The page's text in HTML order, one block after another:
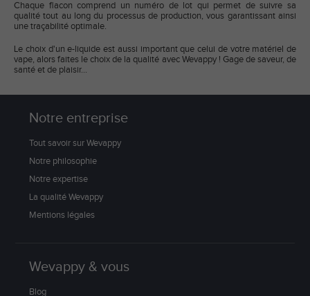
Chaque flacon comprend un numéro de lot qui permet de suivre sa
qualité tout au long du processus de production, vous garantissant ainsi
une traçabilité optimale.
Le choix d'un e-liquide est aussi important que celui de votre matériel de
vape, alors faites le choix de la qualité avec Wevappy ! Gage de saveur, de
santé et de plaisir...
Notre entreprise
Tout savoir sur Wevappy
Notre philosophie
Notre expertise
La qualité Wevappy
Mentions légales
Wevappy & vous
Blog